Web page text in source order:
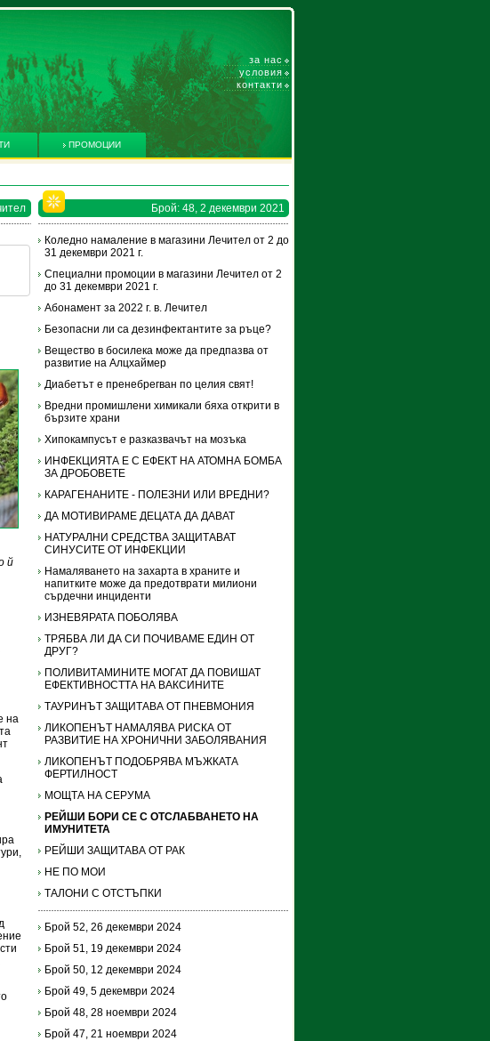
за нас
условия
контакти
ПРОМОЦИИ
й
на
Брой: 48, 2 декември 2021
Коледно намаление в магазини Лечител от 2 до
31 декември 2021 г.
Специални промоции в магазини Лечител от 2
до 31 декември 2021 г.
Абонамент за 2022 г. в. Лечител
Безопасни ли са дезинфектантите за ръце?
Вещество в босилека може да предпазва от
развитие на Алцхаймер
Диабетът е пренебрегван по целия свят!
Вредни промишлени химикали бяха открити в
бързите храни
Хипокампусът е разказвачът на мозъка
ИНФЕКЦИЯТА Е С ЕФЕКТ НА АТОМНА БОМБА
ЗА ДРОБОВЕТЕ
КАРАГЕНАНИТЕ - ПОЛЕЗНИ ИЛИ ВРЕДНИ?
ДА МОТИВИРАМЕ ДЕЦАТА ДА ДАВАТ
НАТУРАЛНИ СРЕДСТВА ЗАЩИТАВАТ
СИНУСИТЕ ОТ ИНФЕКЦИИ
Намаляването на захарта в храните и
напитките може да предотврати милиони
сърдечни инциденти
ИЗНЕВЯРАТА ПОБОЛЯВА
ТРЯБВА ЛИ ДА СИ ПОЧИВАМЕ ЕДИН ОТ
ДРУГ?
ПОЛИВИТАМИНИТЕ МОГАТ ДА ПОВИШАТ
ЕФЕКТИВНОСТТА НА ВАКСИНИТЕ
ТАУРИНЪТ ЗАЩИТАВА ОТ ПНЕВМОНИЯ
ЛИКОПЕНЪТ НАМАЛЯВА РИСКА ОТ
РАЗВИТИЕ НА ХРОНИЧНИ ЗАБОЛЯВАНИЯ
ЛИКОПЕНЪТ ПОДОБРЯВА МЪЖКАТА
ФЕРТИЛНОСТ
МОЩТА НА СЕРУМА
РЕЙШИ БОРИ СЕ С ОТСЛАБВАНЕТО НА
ИМУНИТЕТА
РЕЙШИ ЗАЩИТАВА ОТ РАК
НЕ ПО МОИ
ТАЛОНИ С ОТСТЪПКИ
Брой 52, 26 декември 2024
Брой 51, 19 декември 2024
Брой 50, 12 декември 2024
Брой 49, 5 декември 2024
Брой 48, 28 ноември 2024
Брой 47, 21 ноември 2024